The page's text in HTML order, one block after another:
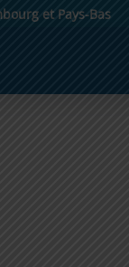
et Pays-Bas